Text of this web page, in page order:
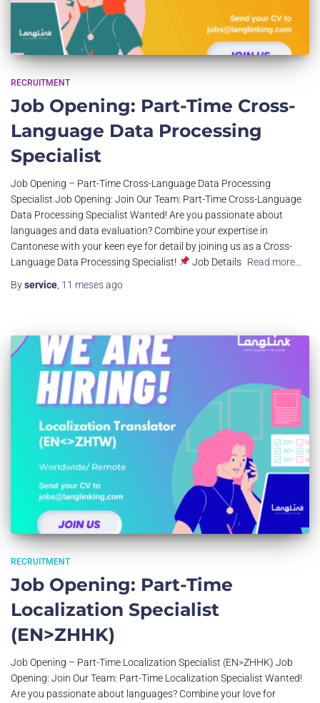
RECRUITMENT
Job Opening: Part-Time Cross-
Language Data Processing
Specialist
Job Opening – Part-Time Cross-Language Data Processing
Specialist Job Opening: Join Our Team: Part-Time Cross-Language
Data Processing Specialist Wanted! Are you passionate about
languages and data evaluation? Combine your expertise in
Cantonese with your keen eye for detail by joining us as a Cross-
Language Data Processing Specialist!
Job Details Read more…
Byservice 11 mesesago
RECRUITMENT
Job Opening: Part-Time
Localization Specialist
(EN>ZHHK)
Job Opening – Part-Time Localization Specialist (EN>ZHHK) Job
Opening: Join Our Team: Part-Time Localization Specialist Wanted!
Are you passionate about languages? Combine your love for